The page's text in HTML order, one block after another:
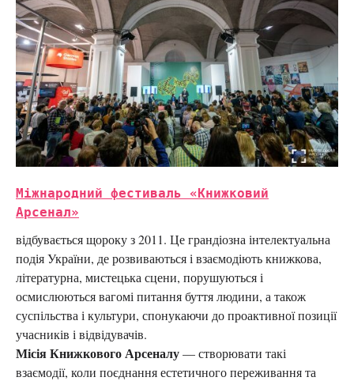
Міжнародний фестиваль «Книжковий
Арсенал»
відбувається щороку з 2011. Це грандіозна інтелектуальна
подія України, де розвиваються і взаємодіють книжкова,
літературна, мистецька сцени, порушуються і
осмислюються вагомі питання буття людини, а також
суспільства і культури, спонукаючи до проактивної позиції
учасників і відвідувачів.
Місія Книжкового Арсеналу— створювати такі
взаємодії, коли поєднання естетичного переживання та